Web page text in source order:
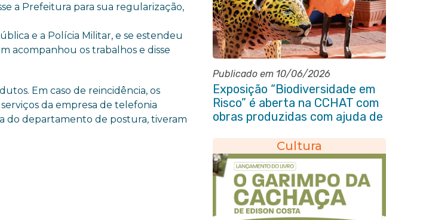
a Prefeitura para sua regularização,
e a Polícia Militar, e se estendeu
acompanhou os trabalhos e disse
Em caso de reincidência, os
da empresa de telefonia
do departamento de postura, tiveram
Publicado em 10/06/2026
Exposição “Biodiversidade em
Risco” é aberta na CCHAT com
obras produzidas com ajuda de
Cultura